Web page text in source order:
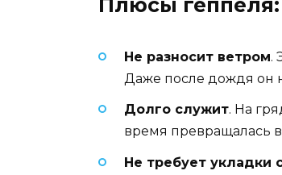
Плюсы гёппеля:
Не разносит ветром.
Даже после дождя он
Долго служит. На
время превращалась в
Не требует укладки